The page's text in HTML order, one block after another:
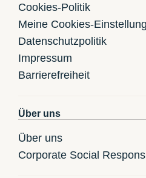
Cookies-Politik
Meine Cookies-
Datenschutzpolitik
Impressum
Barrierefreiheit
Über uns
Über uns
Corporate Social